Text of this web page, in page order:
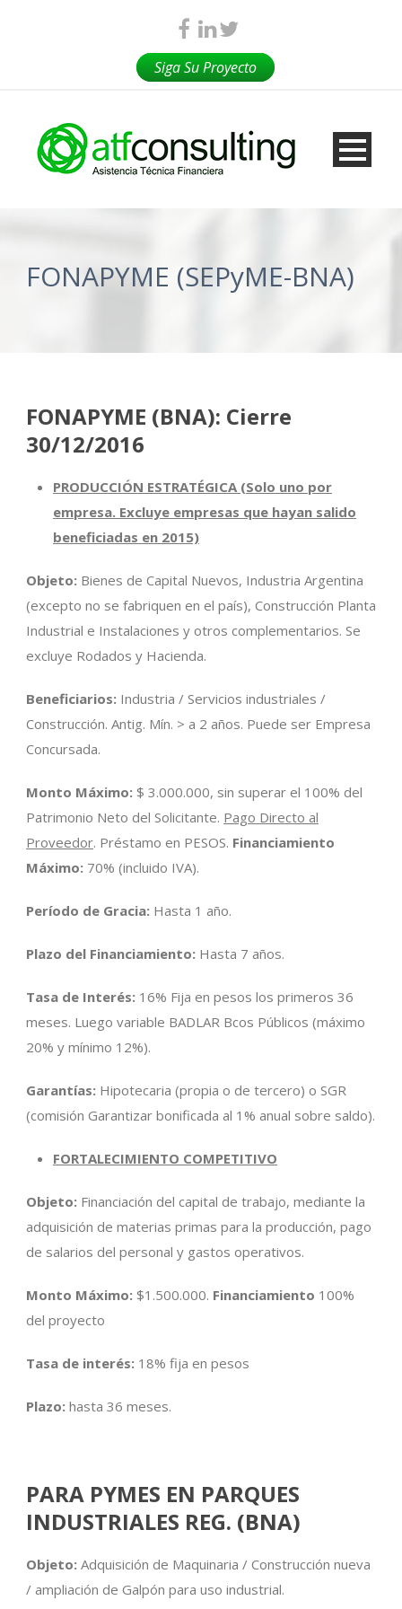
Siga Su Proyecto
FONAPYME (SEPyME-BNA)
FONAPYME (BNA): Cierre
30/12/2016
PRODUCCIÓN ESTRATÉGICA (Solo uno por
empresa. Excluye empresas que hayan salido
beneficiadas en 2015)
Objeto: Bienes de Capital Nuevos, Industria Argentina
(excepto no se fabriquen en el país), Construcción Planta
Industrial e Instalaciones y otros complementarios. Se
excluye Rodados y Hacienda.
Beneficiarios: Industria / Servicios industriales /
Construcción. Antig. Mín. > a 2 años. Puede ser Empresa
Concursada.
Monto Máximo: $ 3.000.000, sin superar el 100% del
Patrimonio Neto del Solicitante. Pago Directo al
Proveedor. Préstamo en PESOS. Financiamiento
Máximo: 70% (incluido IVA).
Período de Gracia: Hasta 1 año.
Plazo del Financiamiento: Hasta 7 años.
Tasa de Interés: 16% Fija en pesos los primeros 36
meses. Luego variable BADLAR Bcos Públicos (máximo
20% y mínimo 12%).
Garantías: Hipotecaria (propia o de tercero) o SGR
(comisión Garantizar bonificada al 1% anual sobre saldo).
FORTALECIMIENTO COMPETITIVO
Objeto: Financiación del capital de trabajo, mediante la
adquisición de materias primas para la producción, pago
de salarios del personal y gastos operativos.
Monto Máximo: $1.500.000. Financiamiento 100%
del proyecto
Tasa de interés: 18% fija en pesos
Plazo: hasta 36 meses.
PARA PYMES EN PARQUES
INDUSTRIALES REG. (BNA)
Objeto: Adquisición de Maquinaria / Construcción nueva
/ ampliación de Galpón para uso industrial.